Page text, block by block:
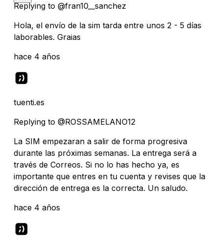
Replying to @fran10__sanchez
Hola, el envío de la sim tarda entre unos 2 - 5 días
laborables. Graias
hace 4 años
tuenti.es
Replying to @ROSSAMELANO12
La SIM empezaran a salir de forma progresiva
durante las próximas semanas. La entrega será a
través de Correos. Si no lo has hecho ya, es
importante que entres en tu cuenta y revises que la
dirección de entrega es la correcta. Un saludo.
hace 4 años